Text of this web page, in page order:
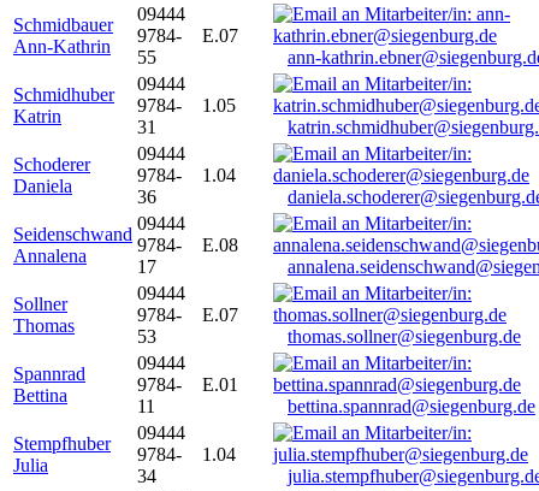
Schmidbauer
Ann-Kathrin
09444
9784-
55
E.07
ann-
Schmidhuber
Katrin
09444
9784-
31
1.05
Schoderer
Daniela
09444
9784-
36
1.04
Seidenschwand
Annalena
09444
9784-
17
E.08
Sollner
Thomas
09444
9784-
53
E.07
thomas.sollner@siegenburg.de
Spannrad
Bettina
09444
9784-
11
E.01
bettina.spannrad@siegenburg.de
Stempfhuber
Julia
09444
9784-
34
1.04